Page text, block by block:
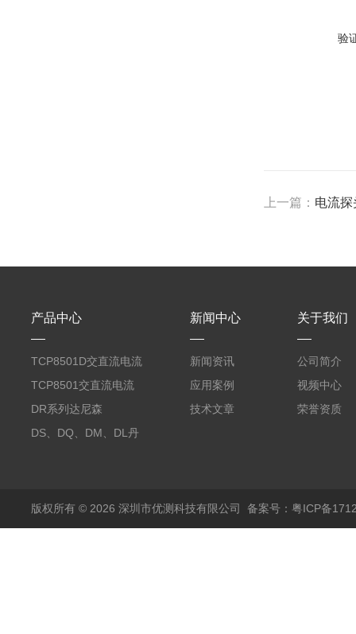
验
上一篇： 电流
产品中心
TCP8501D交直流电流
探头500A
TCP8501交直流电流
探头500A
DR系列达尼森
Danisense高精度电流
DS、DQ、DM、DL丹
新闻中心
新闻资讯
应用案例
技术文章
关于我们
公司简介
视频中心
荣誉资质
版权所有 © 2026 深圳市优测科技有限公司 备案号：粤ICP备